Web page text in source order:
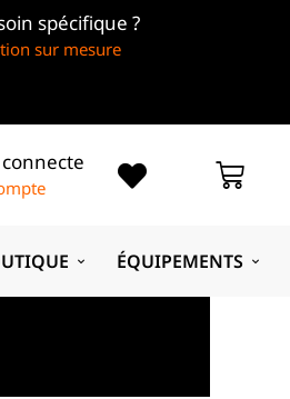
spécifique ?
sur mesure
connecte
ÉQUIPEMENTS